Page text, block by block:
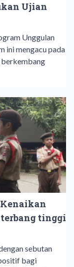
Ujian
Unggulan
ini mengacu pada
tinggi
sebutan
bagi